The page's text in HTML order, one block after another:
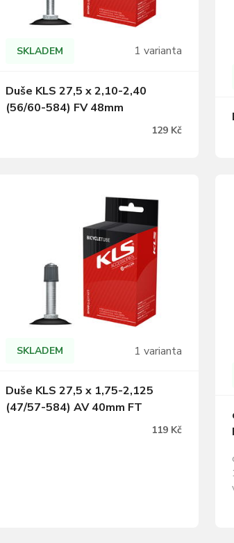
SKLADEM 1 varianta
Duše KLS 27,5 x 2,10-2,40
(56/60-584) FV 48mm
129 Kč
SKLADEM 1 varianta
Duše KLS 27,5 x 1,75-2,125
(47/57-584) AV 40mm FT
119 Kč